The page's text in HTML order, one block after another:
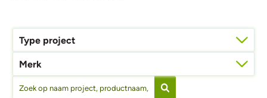
Type project
Merk